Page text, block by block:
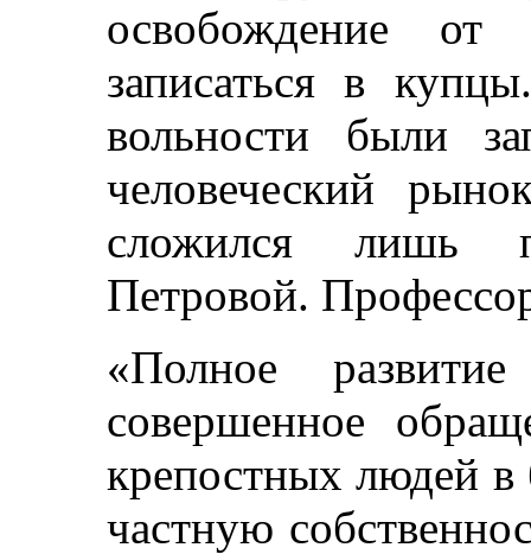
освобождение от
записаться в
вольности были
человеческий
сложился лишь
Петровой.
«Полное
совершенное
крепостных людей в
частную